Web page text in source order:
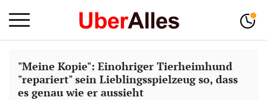
"Meine Kopie": Einohriger Tierheimhund
"repariert" sein Lieblingsspielzeug so, dass
es genau wie er aussieht